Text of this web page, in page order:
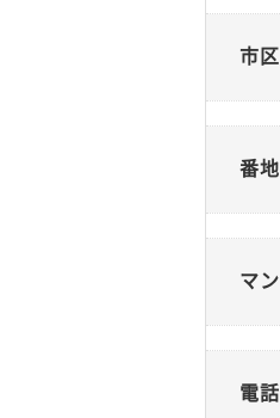
市
番地
マ
電